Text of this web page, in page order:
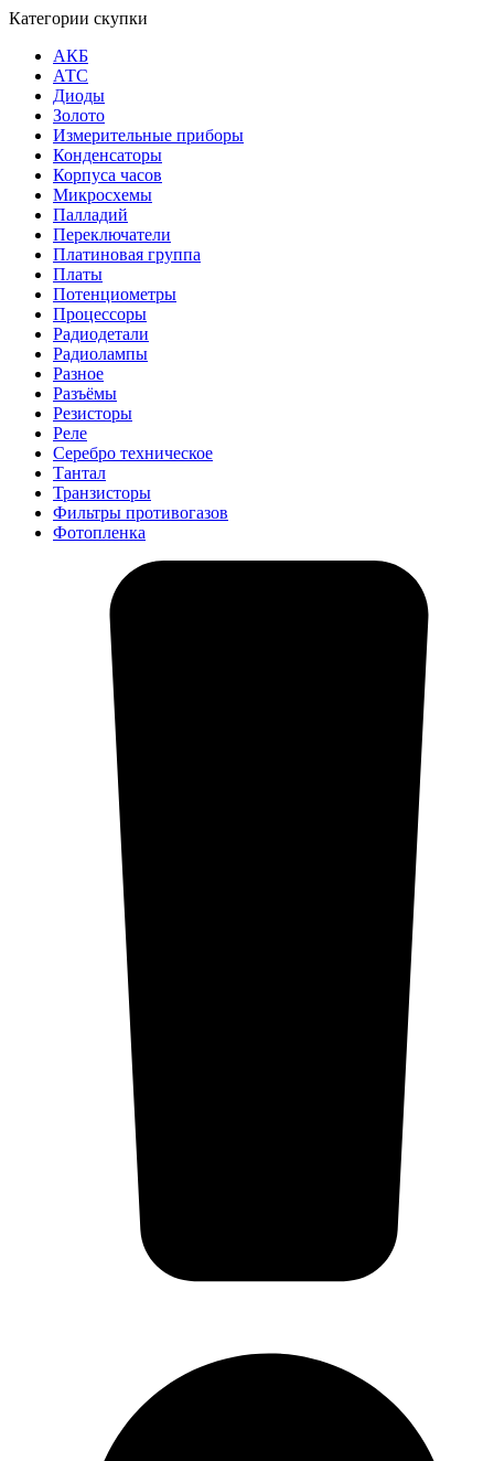
Категории скупки
АКБ
АТС
Диоды
Золото
Измерительные приборы
Конденсаторы
Корпуса часов
Микросхемы
Палладий
Переключатели
Платиновая группа
Платы
Потенциометры
Процессоры
Радиодетали
Радиолампы
Разное
Разъёмы
Резисторы
Реле
Серебро техническое
Тантал
Транзисторы
Фильтры противогазов
Фотопленка